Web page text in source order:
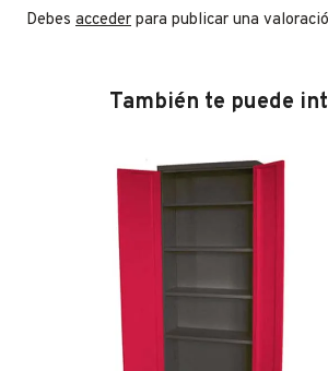
Debes acceder para publicar una
También te puede